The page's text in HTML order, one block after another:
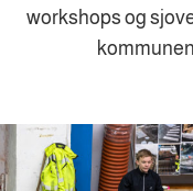
workshops og